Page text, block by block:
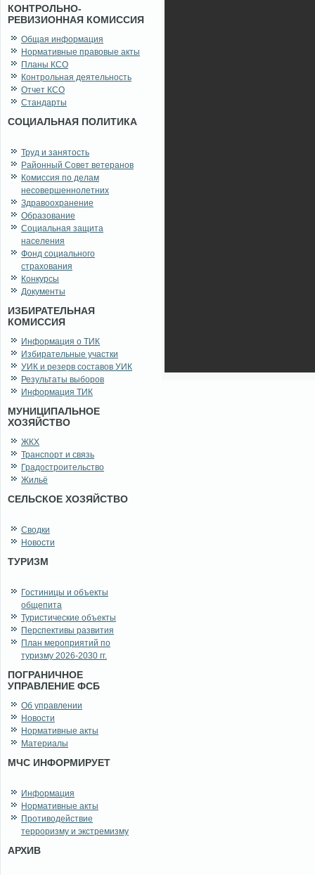
КОНТРОЛЬНО-
РЕВИЗИОННАЯ КОМИССИЯ
Общая информация
Нормативные правовые акты
Планы КСО
Контрольная деятельность
Отчет КСО
Стандарты
СОЦИАЛЬНАЯ ПОЛИТИКА
Труд и занятость
Районный Совет ветеранов
Комиссия по делам
несовершеннолетних
Здравоохранение
Образование
Социальная защита
населения
Фонд социального
страхования
Конкурсы
Документы
ИЗБИРАТЕЛЬНАЯ
КОМИССИЯ
Информация о ТИК
Избирательные участки
УИК и резерв составов УИК
Результаты выборов
Информация ТИК
МУНИЦИПАЛЬНОЕ
ХОЗЯЙСТВО
ЖКХ
Транспорт и связь
Градостроительство
Жильё
СЕЛЬСКОЕ ХОЗЯЙСТВО
Сводки
Новости
ТУРИЗМ
Гостиницы и объекты
общепита
Туристические объекты
Перспективы развития
План мероприятий по
туризму 2026-2030 гг.
ПОГРАНИЧНОЕ
УПРАВЛЕНИЕ ФСБ
Об управлении
Новости
Нормативные акты
Материалы
МЧС ИНФОРМИРУЕТ
Информация
Нормативные акты
Противодействие
терроризму и экстремизму
АРХИВ